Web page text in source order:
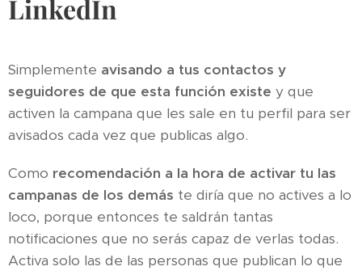
LinkedIn
Simplemente avisando a tus contactos y
seguidores de que esta función existe y que
activen la campana que les sale en tu perfil para ser
avisados cada vez que publicas algo.
Como recomendación a la hora de activar tu las
campanas de los demás te diría que no actives a lo
loco, porque entonces te saldrán tantas
notificaciones que no serás capaz de verlas todas.
Activa solo las de las personas que publican lo que